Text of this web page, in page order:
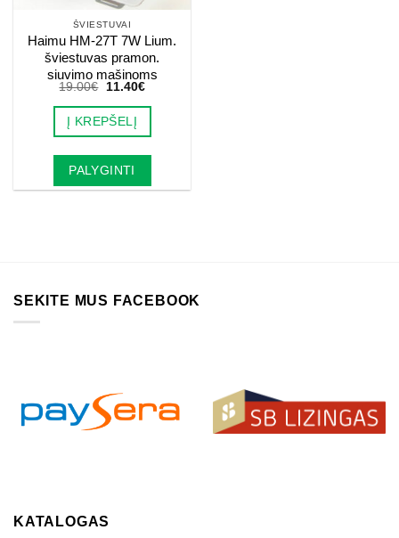
ŠVIESTUVAI
Haimu HM-27T 7W Lium.
šviestuvas pramon.
siuvimo mašinoms
19.00€
Original
was:
19.00€.
11.40€Current
is:
Į KREPŠELĮ
PALYGINTI
SEKITE MUS FACEBOOK
KATALOGAS